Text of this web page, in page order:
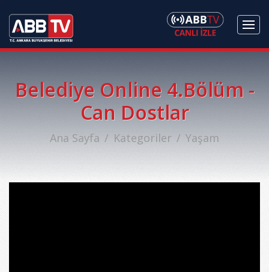
Belediye Online 4.Bölüm -
Can Dostlar
Ana Sayfa Kategoriler Yaşam